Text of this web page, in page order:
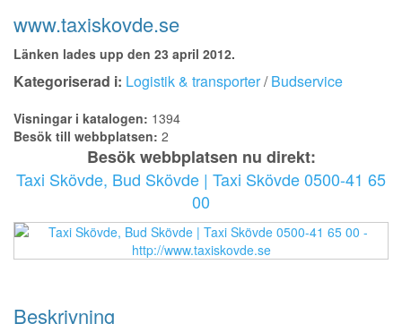
www.taxiskovde.se
Länken lades upp den 23 april 2012.
Kategoriserad i: Logistik & transporter/Budservice
Visningar i katalogen: 1394
Besök till webbplatsen: 2
Besök webbplatsen nu direkt:
Taxi Skövde, Bud Skövde | Taxi Skövde 0500-41 65
00
Beskrivning